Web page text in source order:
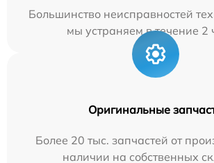
Большинство неисправностей
мы устраняем в течение 2
Оригинальные
Более 20 тыс. запчастей от
наличии на собственных